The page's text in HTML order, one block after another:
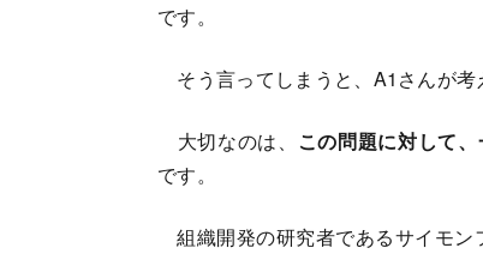
です。
そう言ってしまうと、A1さんが考
大切なのは、 この問題に対して
です。
組織開発の研究者であるサイモン